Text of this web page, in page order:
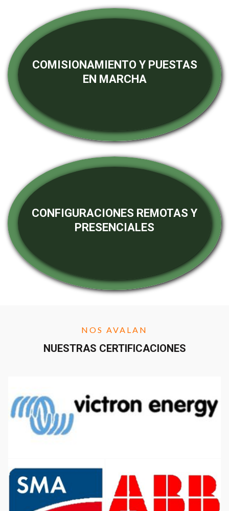
COMISIONAMIENTO Y PUESTAS
EN MARCHA
CONFIGURACIONES REMOTAS Y
PRESENCIALES
NOS AVALAN
NUESTRAS CERTIFICACIONES